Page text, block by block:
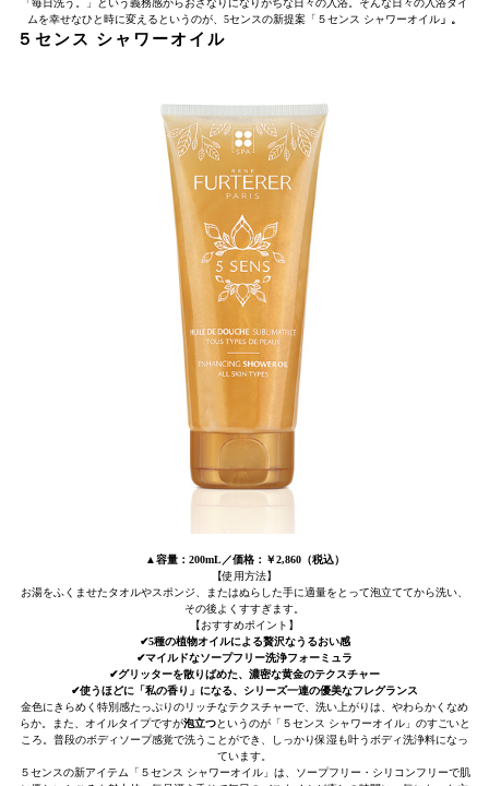
「毎日洗う。」という義務感からおざなりになりがちな日々の入浴。そんな日々の入浴タイ
ムを幸せなひと時に変えるというのが、5センスの新提案「５センス シャワーオイル 」。
５センス シャワーオイル
▲容量：200mL／価格：￥2,860（税込）
【使用方法】
お湯をふくませたタオルやスポンジ、またはぬらした手に適量をとって泡立ててから洗い、
その後よくすすぎます。
【おすすめポイント】
✔︎5種の植物オイルによる贅沢なうるおい感
✔︎マイルドなソープフリー洗浄フォーミュラ
✔︎グリッターを散りばめた、濃密な黄金のテクスチャー
✔︎使うほどに「私の香り」になる、シリーズ一連の優美なフレグランス
金色にきらめく特別感たっぷりのリッチなテクスチャーで、洗い上がりは、やわらかくなめ
らか。また、オイルタイプですが泡立つというのが「５センス シャワーオイル」のすごいと
ころ。普段のボディソープ感覚で洗うことができ、しっかり保湿も叶うボディ洗浄料になっ
ています。
５センスの新アイテム「５センス シャワーオイル」は、ソープフリー・シリコンフリーで肌